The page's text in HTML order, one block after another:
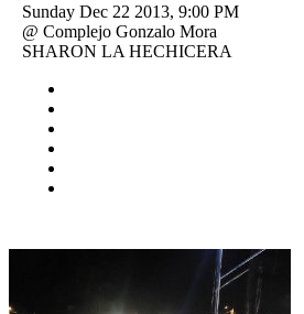
Sunday Dec 22 2013, 9:00 PM
@ Complejo Gonzalo Mora
SHARON LA HECHICERA